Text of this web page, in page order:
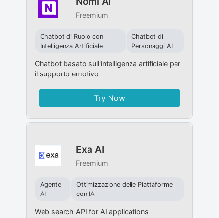
Freemium
Chatbot di Ruolo con
Intelligenza Artificiale
Chatbot di
Personaggi AI
Chatbot basato sull'intelligenza artificiale per
il supporto emotivo
Try Now
Exa AI
Freemium
Agente
AI
Ottimizzazione delle Piattaforme
con IA
Web search API for AI applications